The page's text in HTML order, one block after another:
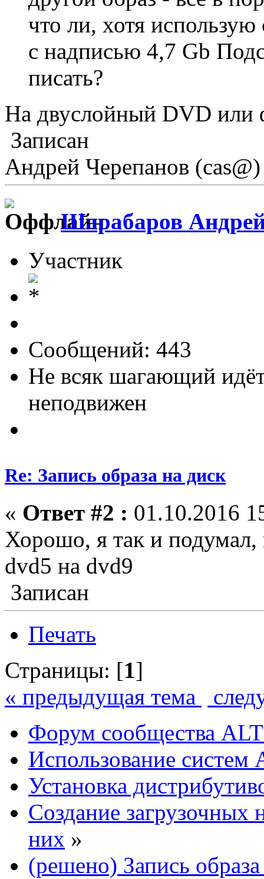
что ли, хотя
с надписью 4,7 Gb
писать?
На двуслойный DVD или
Записан
Андрей Черепанов (cas@)
Шарабаров
Участник
Сообщений: 443
Не всяк шагающий
неподвижен
Re: Запись образа на диск
« Ответ #2 : 01.10.2016
Хорошо, я так и подумал,
dvd5 на dvd9
Записан
Печать
Страницы: [1]
« предыдущая тема
Форум сообщества
Использование систем
Установка
Создание загрузочных
них »
(решено) Запись